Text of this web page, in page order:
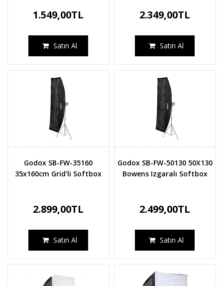
1.549,00TL
Satın Al
2.349,00TL
Satın Al
Godox SB-FW-35160
35x160cm Grid'li Softbox
2.899,00TL
Satın Al
Godox SB-FW-50130 50X130
Bowens Izgaralı Softbox
2.499,00TL
Satın Al